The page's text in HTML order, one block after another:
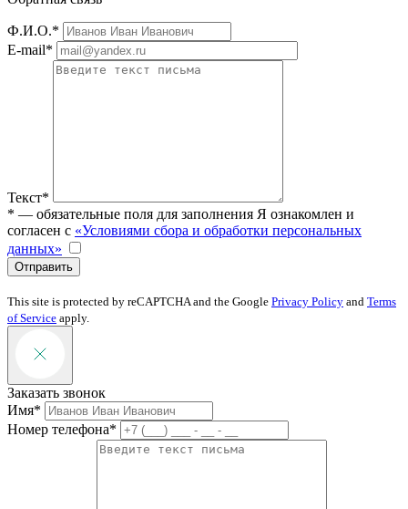
Ф.И.О.*
E-mail*
Текст*
* — обязательные поля для заполнения Я ознакомлен и
согласен с «Условиями сбора и обработки персональных
данных»
Отправить
This site is protected by reCAPTCHA and the Google Privacy Policy and Terms
of Service apply.
Заказать звонок
Имя*
Номер телефона*